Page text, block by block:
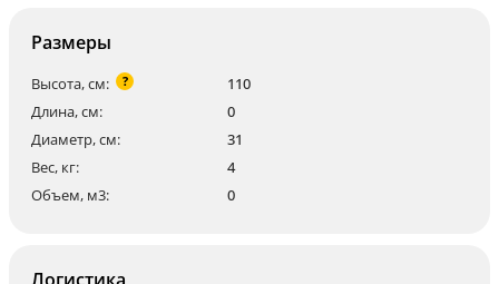
Размеры
Высота, см: ?
110
Длина, см:
0
Диаметр, см:
31
Вес, кг:
4
Объем, м3:
0